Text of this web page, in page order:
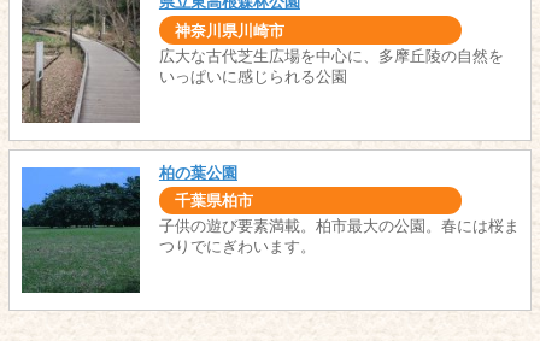
神奈川県川崎市
広大な古代芝生広場を中心に、多摩丘陵の自然を
いっぱいに感じられる公園
柏の葉公園
千葉県柏市
子供の遊び要素満載。柏市最大の公園。春には桜ま
つりでにぎわいます。